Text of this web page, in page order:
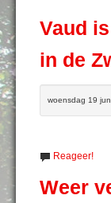
Vaud
in de
woensdag 19
Reageer!
Weer